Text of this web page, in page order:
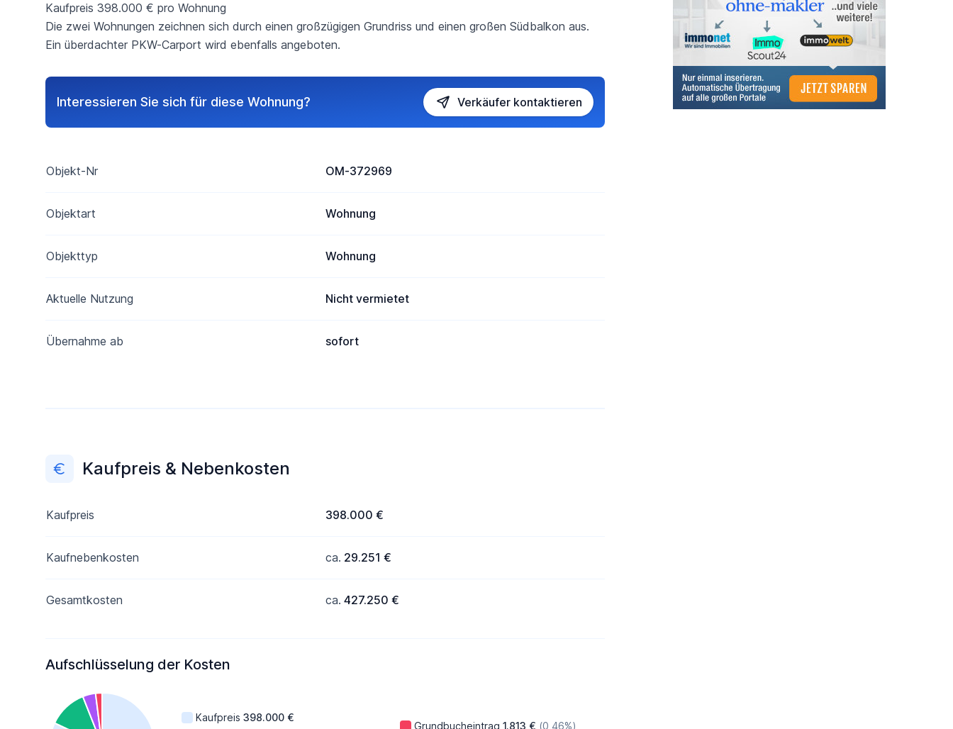
Kaufpreis 398.000 € pro Wohnung
Die zwei Wohnungen zeichnen sich durch einen großzügigen Grundriss und einen großen Südbalkon aus.
Ein überdachter PKW-Carport wird ebenfalls angeboten.
Interessieren Sie sich für diese Wohnung? Verkäufer kontaktieren
Objekt-Nr OM-372969
Objektart Wohnung
Objekttyp Wohnung
Aktuelle Nutzung Nicht vermietet
Übernahme ab sofort
Kaufpreis & Nebenkosten
Kaufpreis 398.000 €
Kaufnebenkosten ca. 29.251 €
Gesamtkosten ca. 427.250 €
Aufschlüsselung der Kosten
Kaufpreis 398.000 €
Grundbucheintrag 1.813 € (0,46%)